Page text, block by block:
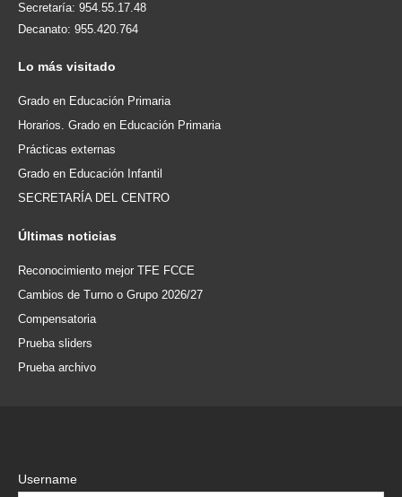
Secretaría: 954.55.17.48
Decanato: 955.420.764
Lo más visitado
Grado en Educación Primaria
Horarios. Grado en Educación Primaria
Prácticas externas
Grado en Educación Infantil
SECRETARÍA DEL CENTRO
Últimas noticias
Reconocimiento mejor TFE FCCE
Cambios de Turno o Grupo 2026/27
Compensatoria
Prueba sliders
Prueba archivo
Username